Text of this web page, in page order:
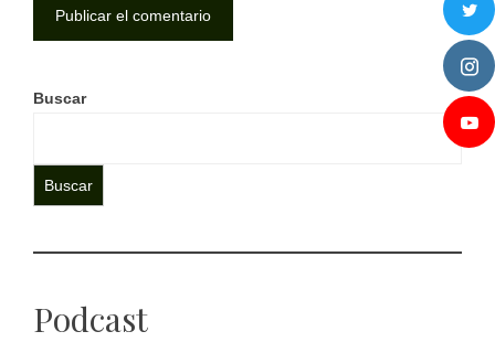
Buscar
Buscar
Podcast